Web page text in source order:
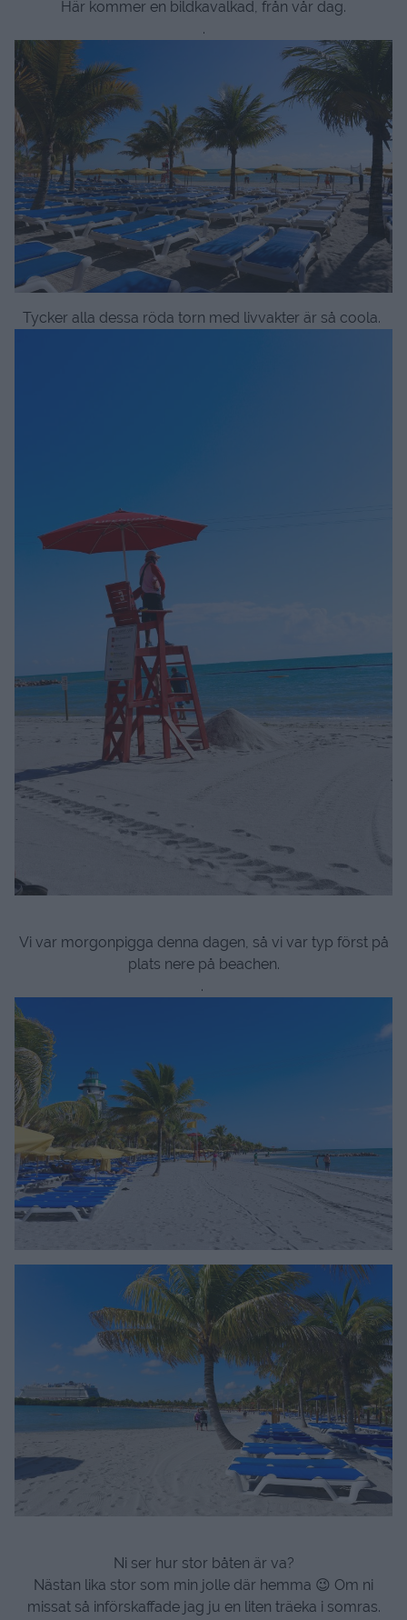
Här kommer en bildkavalkad, från vår dag.
.
Tycker alla dessa röda torn med livvakter är så coola.
Vi var morgonpigga denna dagen, så vi var typ först på
plats nere på beachen.
.
Ni ser hur stor båten är va?
Nästan lika stor som min jolle där hemma 😉 Om ni
missat så införskaffade jag ju en liten träeka i somras.